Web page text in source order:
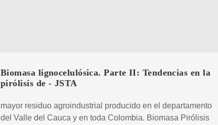
Biomasa lignocelulósica. Parte II: Tendencias en la
pirólisis de - JSTA
mayor residuo agroindustrial producido en el departamento
del Valle del Cauca y en toda Colombia. Biomasa Pirólisis